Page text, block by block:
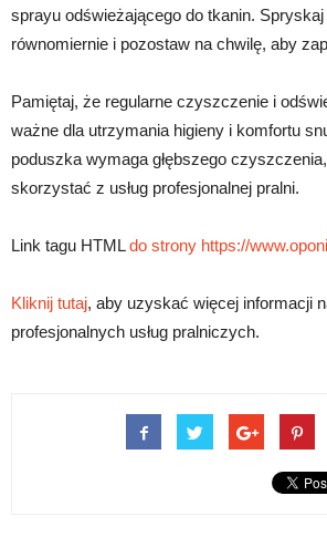
sprayu odświeżającego do tkanin.
równomiernie i pozostaw na chwilę, aby
Pamiętaj, że regularne czyszczenie i
ważne dla utrzymania higieny i komfortu
poduszka wymaga głębszego
skorzystać z usług profesjonalnej pralni.
Link tagu HTMLdo strony https://
Kliknij tutaj, aby uzyskać więcej informacji
profesjonalnych usług pralniczych.